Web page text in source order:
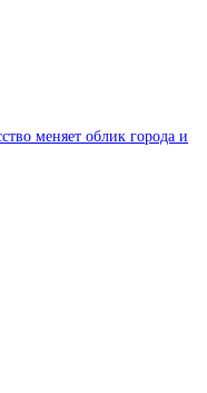
меняет облик города и